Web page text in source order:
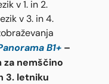
v 1. in 2.
v 3. in 4.
B1+ –
nemščino
3. letniku